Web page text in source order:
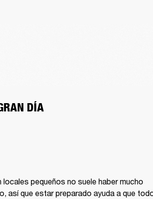
DÍA
locales pequeños no suele haber mucho
así que estar preparado ayuda a que